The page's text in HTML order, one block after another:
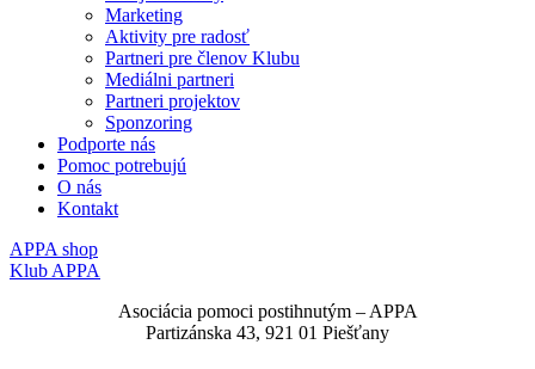
Marketing
Aktivity pre radosť
Partneri pre členov Klubu
Mediálni partneri
Partneri projektov
Sponzoring
Podporte nás
Pomoc potrebujú
O nás
Kontakt
APPA shop
Klub APPA
Asociácia pomoci postihnutým – APPA
Partizánska 43, 921 01 Piešťany